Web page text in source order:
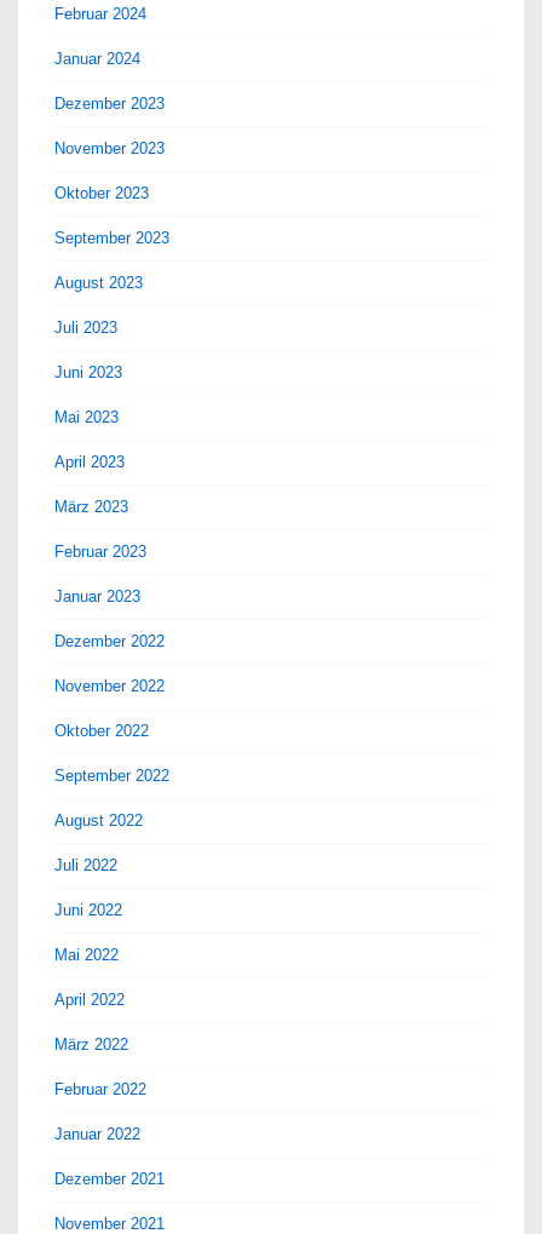
Februar 2024
Januar 2024
Dezember 2023
November 2023
Oktober 2023
September 2023
August 2023
Juli 2023
Juni 2023
Mai 2023
April 2023
März 2023
Februar 2023
Januar 2023
Dezember 2022
November 2022
Oktober 2022
September 2022
August 2022
Juli 2022
Juni 2022
Mai 2022
April 2022
März 2022
Februar 2022
Januar 2022
Dezember 2021
November 2021